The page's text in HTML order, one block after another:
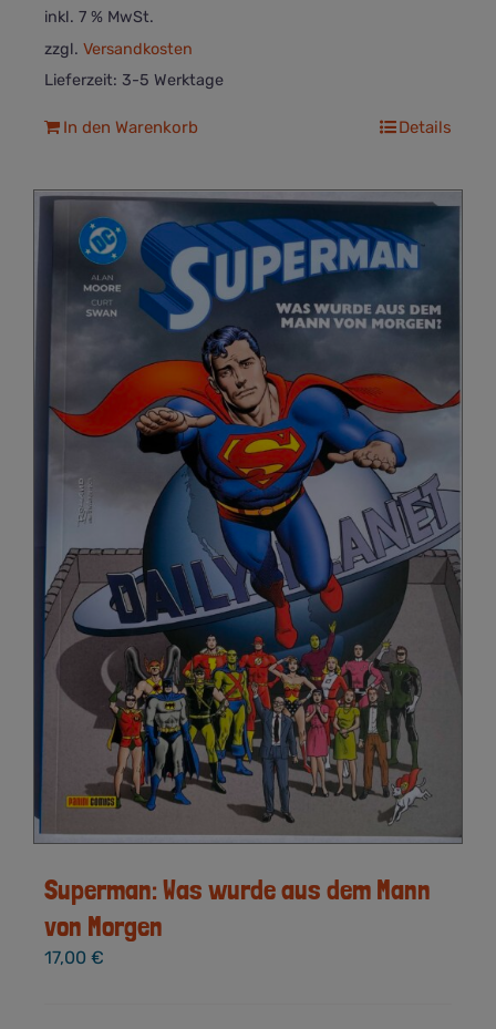
inkl. 7 % MwSt.
zzgl. Versandkosten
Lieferzeit: 3-5 Werktage
In den Warenkorb Details
Superman: Was wurde aus dem Mann
von Morgen
17,00 €